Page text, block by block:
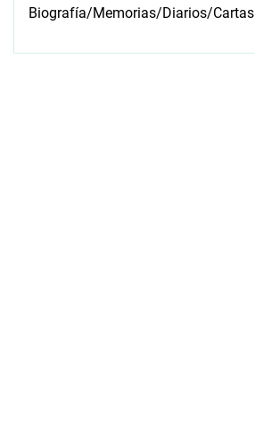
Biografía/Memorias/Diarios/Cartas